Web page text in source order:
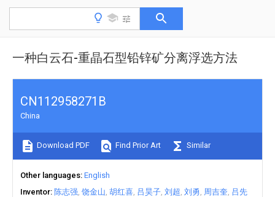
一种白云石-重晶石型铅锌矿分离浮选方法
CN112958271B
China
Download PDF Find Prior Art Similar
Other languages English
Inventor 陈志强 饶金山 胡红喜 吕昊子 刘超 刘勇 周吉奎 吕先